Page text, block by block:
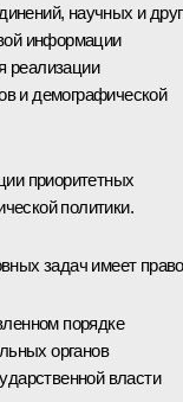
научных и
информации
реализации
и демографической
приоритетных
политики.
задач имеет
порядке
органов
власти